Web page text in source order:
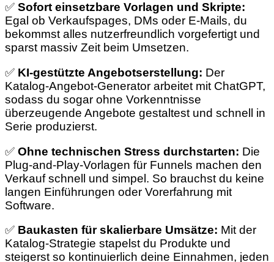
✅ Sofort einsetzbare Vorlagen und Skripte:
Egal ob Verkaufspages, DMs oder E-Mails, du
bekommst alles nutzerfreundlich vorgefertigt und
sparst massiv Zeit beim Umsetzen.
✅ KI-gestützte Angebotserstellung: Der
Katalog-Angebot-Generator arbeitet mit ChatGPT,
sodass du sogar ohne Vorkenntnisse
überzeugende Angebote gestaltest und schnell in
Serie produzierst.
✅ Ohne technischen Stress durchstarten: Die
Plug-and-Play-Vorlagen für Funnels machen den
Verkauf schnell und simpel. So brauchst du keine
langen Einführungen oder Vorerfahrung mit
Software.
✅ Baukasten für skalierbare Umsätze: Mit der
Katalog-Strategie stapelst du Produkte und
steigerst so kontinuierlich deine Einnahmen, jeden